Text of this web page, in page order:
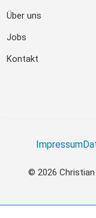
Über uns
Jobs
Kontakt
Impressum
© 2026